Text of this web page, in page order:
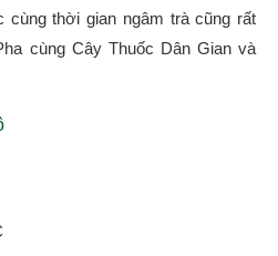
thời gian ngâm trà cũng rất
cùng Cây Thuốc Dân Gian và